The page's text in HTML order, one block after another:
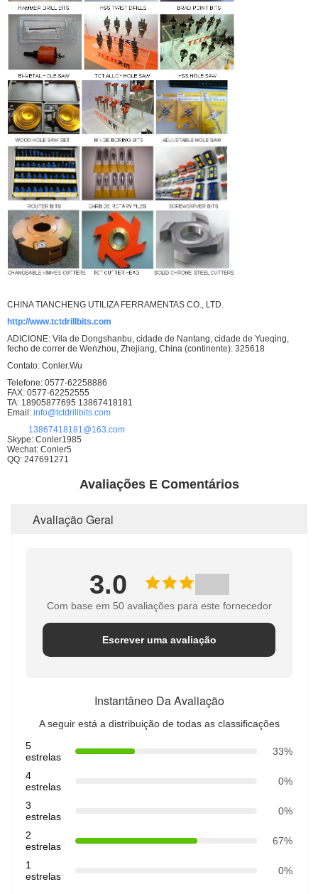
CHINA TIANCHENG UTILIZA FERRAMENTAS CO., LTD.
http://www.tctdrillbits.com
ADICIONE: Vila de Dongshanbu, cidade de Nantang, cidade de Yueqing,
fecho de correr de Wenzhou, Zhejiang, China (continente): 325618
Contato: Conler.Wu
Telefone: 0577-62258886
FAX: 0577-62252555
TA: 18905877695 13867418181
Email: info@tctdrillbits.com
13867418181@163.com
Skype: Conler1985
Wechat: Conler5
QQ: 247691271
Avaliações E Comentários
Avaliação Geral
3.0
Com base em 50 avaliações para este fornecedor
Escrever uma avaliação
Instantâneo Da Avaliação
A seguir está a distribuição de todas as classificações
5
estrelas
33%
4
estrelas
0%
3
estrelas
0%
2
estrelas
67%
1
estrelas
0%